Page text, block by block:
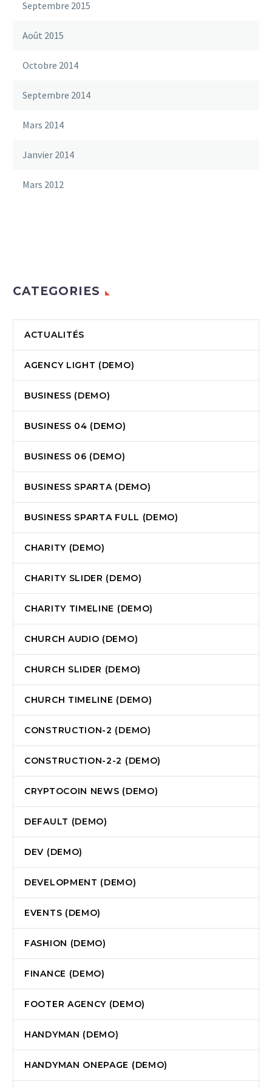
Septembre 2015
Août 2015
Octobre 2014
Septembre 2014
Mars 2014
Janvier 2014
Mars 2012
CATEGORIES
ACTUALITÉS
AGENCY LIGHT (DEMO)
BUSINESS (DEMO)
BUSINESS 04 (DEMO)
BUSINESS 06 (DEMO)
BUSINESS SPARTA (DEMO)
BUSINESS SPARTA FULL (DEMO)
CHARITY (DEMO)
CHARITY SLIDER (DEMO)
CHARITY TIMELINE (DEMO)
CHURCH AUDIO (DEMO)
CHURCH SLIDER (DEMO)
CHURCH TIMELINE (DEMO)
CONSTRUCTION-2 (DEMO)
CONSTRUCTION-2-2 (DEMO)
CRYPTOCOIN NEWS (DEMO)
DEFAULT (DEMO)
DEV (DEMO)
DEVELOPMENT (DEMO)
EVENTS (DEMO)
FASHION (DEMO)
FINANCE (DEMO)
FOOTER AGENCY (DEMO)
HANDYMAN (DEMO)
HANDYMAN ONEPAGE (DEMO)